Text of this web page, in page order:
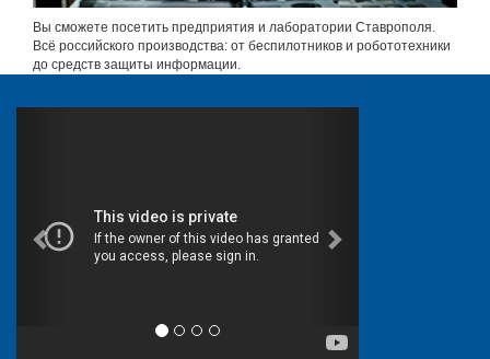
Вы сможете посетить предприятия и лаборатории Ставрополя.
Всё российского производства: от беспилотников и робототехники
до средств защиты информации.